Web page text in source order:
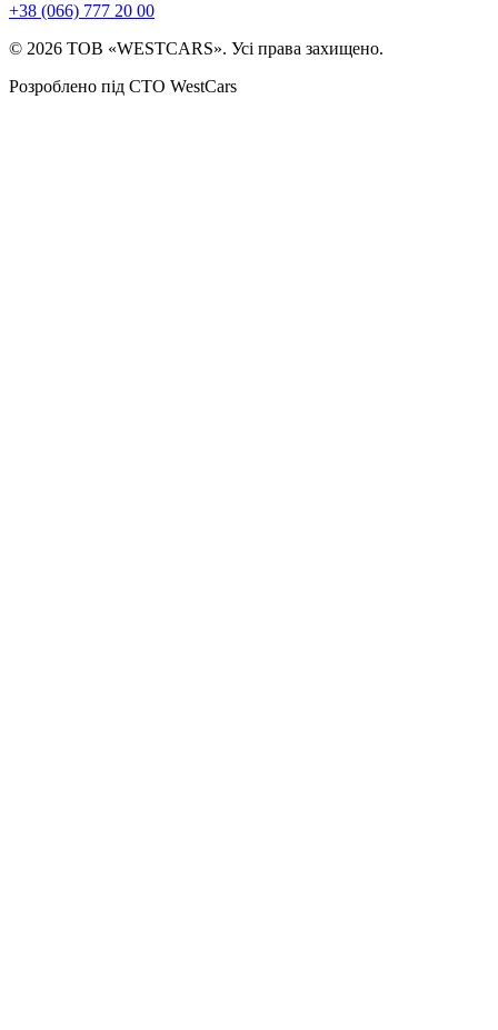
+38 (066) 777 20 00
© 2026 ТОВ «WESTCARS». Усі права захищено.
Розроблено під СТО WestCars